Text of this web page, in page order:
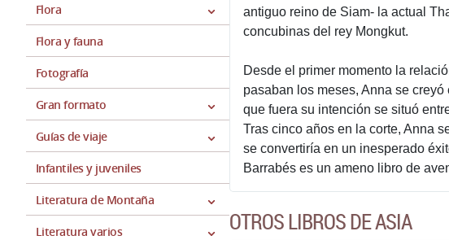
Flora
Flora y fauna
Fotografía
Gran formato
Guías de viaje
Infantiles y juveniles
Literatura de Montaña
Literatura varios
antiguo reino de Siam- la actual
concubinas del rey Mongkut.
Desde el primer momento la
pasaban los meses, Anna se
que fuera su intención se situó
Tras cinco años en la corte, Anna
se convertiría en un inesperado
Barrabés es un ameno libro de
OTROS LIBROS DE ASIA